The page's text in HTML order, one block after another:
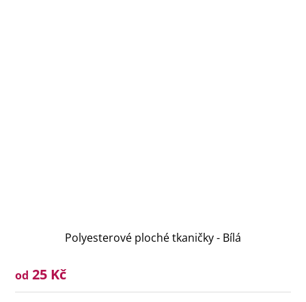
Polyesterové ploché tkaničky - Bílá
od 25 Kč